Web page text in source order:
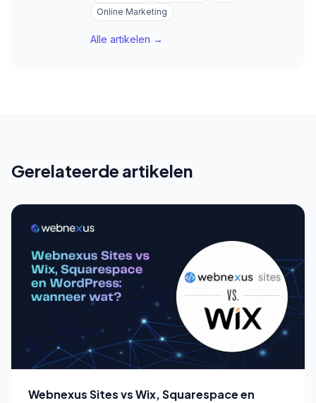
Online Marketing
Alle artikelen →
Gerelateerde artikelen
Webnexus Sites vs Wix, Squarespace en